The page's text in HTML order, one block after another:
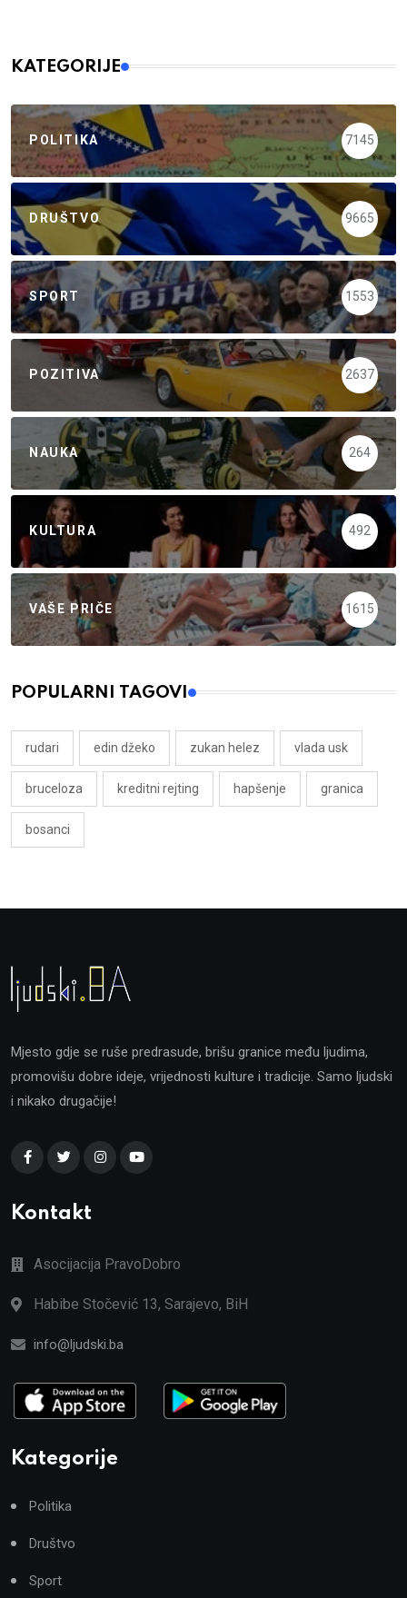
KATEGORIJE
POLITIKA 7145
DRUŠTVO 9665
SPORT 1553
POZITIVA 2637
NAUKA 264
KULTURA 492
VAŠE PRIČE 1615
POPULARNI TAGOVI
rudari edin džeko zukan helez vlada usk
bruceloza kreditni rejting hapšenje granica
bosanci
Mjesto gdje se ruše predrasude, brišu granice među ljudima,
promovišu dobre ideje, vrijednosti kulture i tradicije. Samo ljudski
i nikako drugačije!
Kontakt
Asocijacija PravoDobro
Habibe Stočević 13, Sarajevo, BiH
info@ljudski.ba
Kategorije
Politika
Društvo
Sport